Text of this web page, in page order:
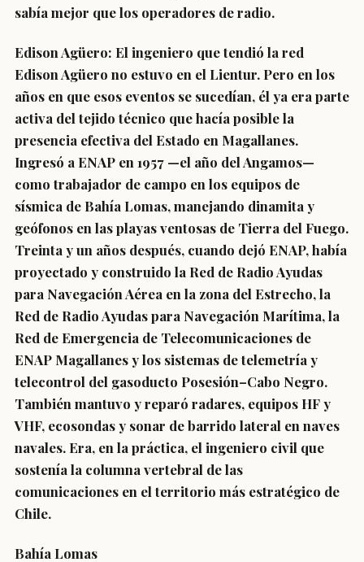
sabía mejor que los operadores de radio.
Edison Agüero: El ingeniero que tendió la red
Edison Agüero no estuvo en el Lientur. Pero en los
años en que esos eventos se sucedían, él ya era parte
activa del tejido técnico que hacía posible la
presencia efectiva del Estado en Magallanes.
Ingresó a ENAP en 1957 —el año del Angamos—
como trabajador de campo en los equipos de
sísmica de Bahía Lomas, manejando dinamita y
geófonos en las playas ventosas de Tierra del Fuego.
Treinta y un años después, cuando dejó ENAP, había
proyectado y construido la Red de Radio Ayudas
para Navegación Aérea en la zona del Estrecho, la
Red de Radio Ayudas para Navegación Marítima, la
Red de Emergencia de Telecomunicaciones de
ENAP Magallanes y los sistemas de telemetría y
telecontrol del gasoducto Posesión–Cabo Negro.
También mantuvo y reparó radares, equipos HF y
VHF, ecosondas y sonar de barrido lateral en naves
navales. Era, en la práctica, el ingeniero civil que
sostenía la columna vertebral de las
comunicaciones en el territorio más estratégico de
Chile.
Bahía Lomas